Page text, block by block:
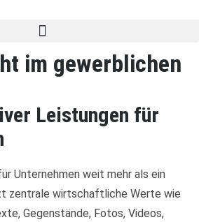
im gewerblichen
Leistungen für
Unternehmen weit mehr als ein
zentrale wirtschaftliche Werte wie
Gegenstände, Fotos, Videos,